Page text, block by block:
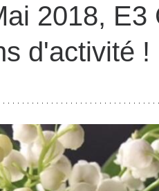
2018, E3
d'activité !